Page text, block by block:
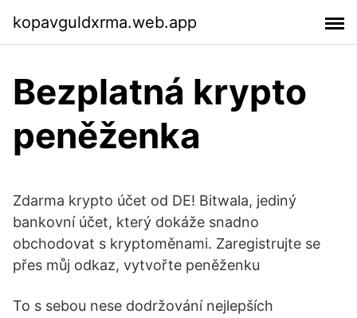
kopavguldxrma.web.app
Bezplatná krypto
peněženka
Zdarma krypto účet od DE! Bitwala, jediný
bankovní účet, který dokáže snadno
obchodovat s kryptoměnami. Zaregistrujte se
přes můj odkaz, vytvořte peněženku
To s sebou nese dodržování nejlepších